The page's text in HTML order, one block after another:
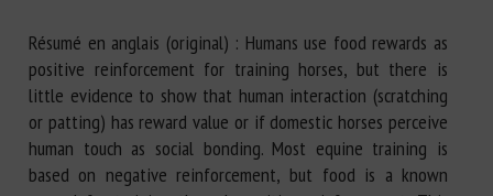
Résumé en anglais (original) : Humans use food rewards as
positive reinforcement for training horses, but there is
little evidence to show that human interaction (scratching
or patting) has reward value or if domestic horses perceive
human touch as social bonding. Most equine training is
based on negative reinforcement, but food is a known